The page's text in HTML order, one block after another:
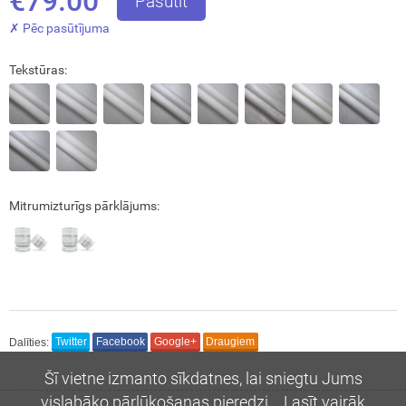
✗ Pēc pasūtījuma
Tekstūras:
Mitrumizturīgs pārklājums:
Dalīties: Twitter Facebook Google+ Draugiem
durvis
mājai
Šī vietne izmanto sīkdatnes, lai sniegtu Jums